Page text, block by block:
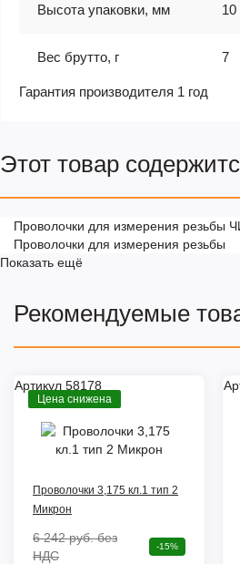
Высота упаковки, мм 10
Вес брутто, г 7
Гарантия производителя 1 год
Этот товар
Проволочки для измерения резьбы
Проволочки для измерения резьбы
Показать ещё
Рекомендуемые
Артикул 58178
Цена снижена
Проволочки 3,175 кл.1 тип 2
Микрон
6 242 руб.без
НДС
-15%